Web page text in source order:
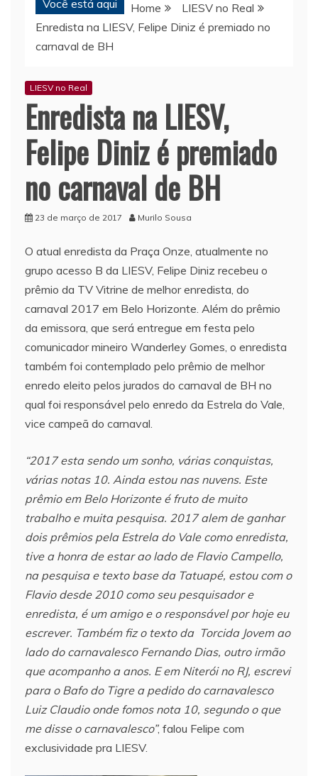
Você está aqui Home
LIESV no Real
Enredista na LIESV, Felipe Diniz é premiado no
carnaval de BH
LIESV no Real
Enredista na LIESV,
Felipe Diniz é premiado
no carnaval de BH
23 de março de 2017 Murilo Sousa
O atual enredista da Praça Onze, atualmente no
grupo acesso B da LIESV, Felipe Diniz recebeu o
prêmio da TV Vitrine de melhor enredista, do
carnaval 2017 em Belo Horizonte. Além do prêmio
da emissora, que será entregue em festa pelo
comunicador mineiro Wanderley Gomes, o enredista
também foi contemplado pelo prêmio de melhor
enredo eleito pelos jurados do carnaval de BH no
qual foi responsável pelo enredo da Estrela do Vale,
vice campeã do carnaval.
“2017 esta sendo um sonho, várias conquistas,
várias notas 10. Ainda estou nas nuvens. Este
prêmio em Belo Horizonte é fruto de muito
trabalho e muita pesquisa. 2017 alem de ganhar
dois prêmios pela Estrela do Vale como enredista,
tive a honra de estar ao lado de Flavio Campello,
na pesquisa e texto base da Tatuapé, estou com o
Flavio desde 2010 como seu pesquisador e
enredista, é um amigo e o responsável por hoje eu
escrever. Também fiz o texto da Torcida Jovem ao
lado do carnavalesco Fernando Dias, outro irmão
que acompanho a anos. E em Niterói no RJ, escrevi
para o Bafo do Tigre a pedido do carnavalesco
Luiz Claudio onde fomos nota 10, segundo o que
me disse o carnavalesco”, falou Felipe com
exclusividade pra LIESV.